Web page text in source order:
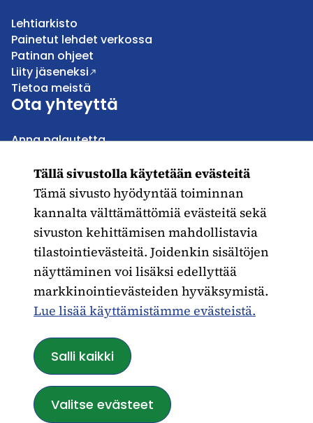
Tällä sivustolla käytetään evästeitä
Tämä sivusto hyödyntää toiminnan
kannalta välttämättömiä evästeitä sekä
sivuston kehittämisen mahdollistavia
tilastointievästeitä. Joidenkin sisältöjen
näyttäminen voi lisäksi edellyttää
markkinointievästeiden hyväksymistä.
Lue lisää käyttämistämme evästeistä.​​​​​​
Salli kaikki
Valitse evästeet
Lehtiarkisto
Painetut lehdet verkossa
Patinan ohjeet
Liity jäseneksi
Tietoa meistä
Ota yhteyttä
Anna palautetta
Lähetä ratkaisu ristikkoon
Toimituksen yhteystiedot
Seuraa meitä
Instagram
Facebook
X (Entinen Twitter)
Takaisin ylös